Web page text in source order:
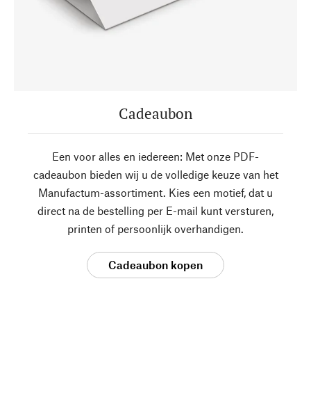
Cadeaubon
Een voor alles en iedereen: Met onze PDF-
cadeaubon bieden wij u de volledige keuze van het
Manufactum-assortiment. Kies een motief, dat u
direct na de bestelling per E-mail kunt versturen,
printen of persoonlijk overhandigen.
Cadeaubon kopen